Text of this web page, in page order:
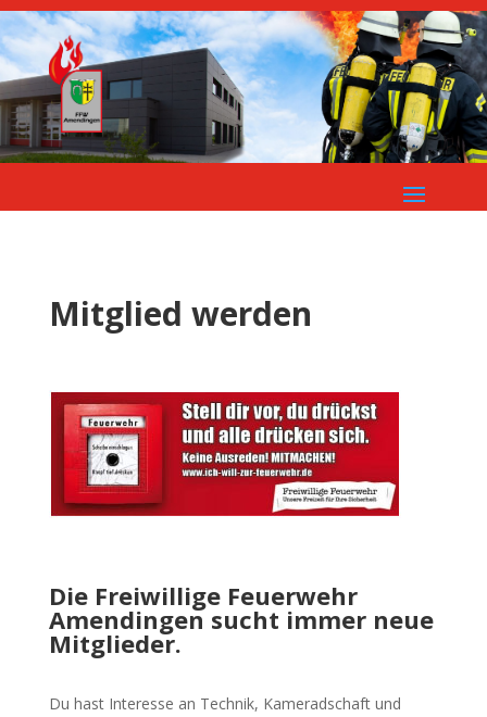
Mitglied werden
Die Freiwillige Feuerwehr
Amendingen sucht immer neue
Mitglieder.
Du hast Interesse an Technik, Kameradschaft und